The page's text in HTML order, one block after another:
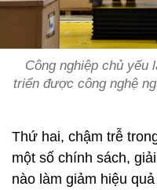
Công nghiệp chủ yếu
triển được công nghệ
Thứ hai, chậm trễ
một số chính sách,
nào làm giảm hiệu